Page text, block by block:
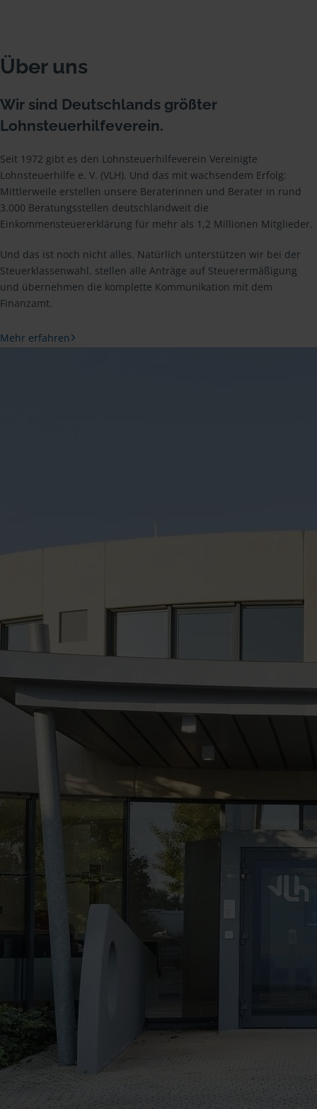
Über uns
Wir sind Deutschlands größter
Lohnsteuerhilfeverein.
Seit 1972 gibt es den Lohnsteuerhilfeverein Vereinigte
Lohnsteuerhilfe e. V. (VLH). Und das mit wachsendem Erfolg:
Mittlerweile erstellen unsere Beraterinnen und Berater in rund
3.000 Beratungsstellen deutschlandweit die
Einkommensteuererklärung für mehr als 1,2 Millionen Mitglieder.
Und das ist noch nicht alles. Natürlich unterstützen wir bei der
Steuerklassenwahl, stellen alle Anträge auf Steuerermäßigung
und übernehmen die komplette Kommunikation mit dem
Finanzamt.
Mehr erfahren